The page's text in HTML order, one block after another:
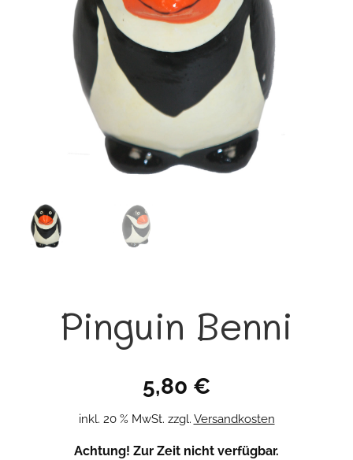
Pinguin Benni
5,80 €
inkl. 20 % MwSt. zzgl. Versandkosten
Achtung! Zur Zeit nicht verfügbar.